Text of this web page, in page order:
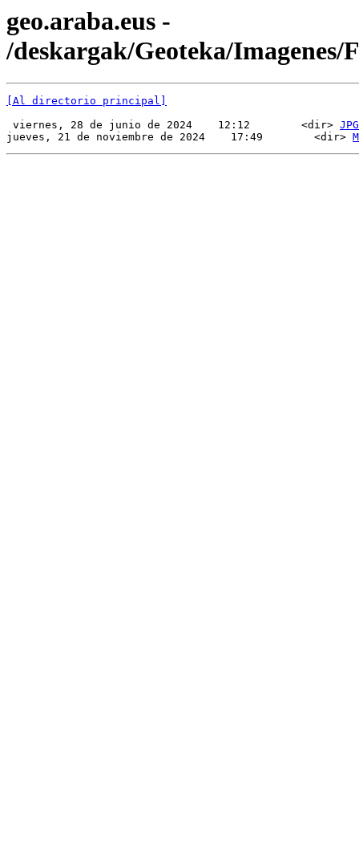
geo.araba.eus -
/deskargak/Geoteka/Imagenes/
[Al directorio principal]
viernes, 28 de junio de 2024    12:12        <dir> JPG
jueves, 21 de noviembre de 2024    17:49        <dir>